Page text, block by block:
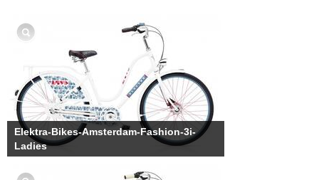
Elektra-Bikes-Amsterdam-Fashion-3i-
Ladies